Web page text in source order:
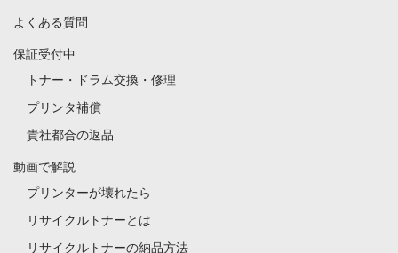
よくある質問
保証受付中
トナー・ドラム交換・修理
プリンタ補償
貴社都合の返品
動画で解説
プリンターが壊れたら
リサイクルトナーとは
リサイクルトナーの納品方法